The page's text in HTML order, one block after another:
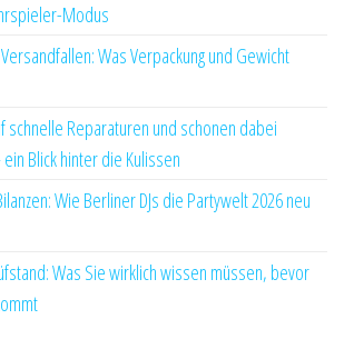
Modus
Was Verpackung und Gewicht
schnelle Reparaturen und schonen dabei
Blick hinter die Kulissen
Wie Berliner DJs die Partywelt 2026 neu
Was Sie wirklich wissen müssen, bevor